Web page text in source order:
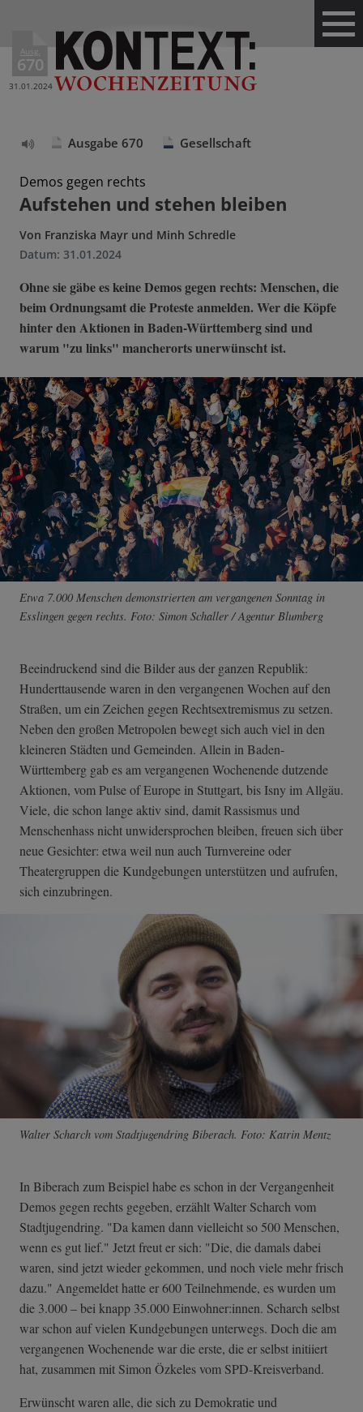
Ausg.
670
31.01.2024
vorlesen
Ausgabe 670 Gesellschaft
Demos gegen rechts
Aufstehen und stehen bleiben
Von Franziska Mayr und Minh Schredle
Datum: 31.01.2024
Ohne sie gäbe es keine Demos gegen rechts: Menschen, die
beim Ordnungsamt die Proteste anmelden. Wer die Köpfe
hinter den Aktionen in Baden-Württemberg sind und
warum "zu links" mancherorts unerwünscht ist.
Etwa 7.000 Menschen demonstrierten am vergangenen Sonntag in
Esslingen gegen rechts. Foto: Simon Schaller / Agentur Blumberg
Beeindruckend sind die Bilder aus der ganzen Republik:
Hunderttausende waren in den vergangenen Wochen auf den
Straßen, um ein Zeichen gegen Rechtsextremismus zu setzen.
Neben den großen Metropolen bewegt sich auch viel in den
kleineren Städten und Gemeinden. Allein in Baden-
Württemberg gab es am vergangenen Wochenende dutzende
Aktionen, vom Pulse of Europe in Stuttgart, bis Isny im Allgäu.
Viele, die schon lange aktiv sind, damit Rassismus und
Menschenhass nicht unwidersprochen bleiben, freuen sich über
neue Gesichter: etwa weil nun auch Turnvereine oder
Theatergruppen die Kundgebungen unterstützen und aufrufen,
sich einzubringen.
Walter Scharch vom Stadtjugendring Biberach. Foto: Katrin Mentz
In Biberach zum Beispiel habe es schon in der Vergangenheit
Demos gegen rechts gegeben, erzählt Walter Scharch vom
Stadtjugendring. "Da kamen dann vielleicht so 500 Menschen,
wenn es gut lief." Jetzt freut er sich: "Die, die damals dabei
waren, sind jetzt wieder gekommen, und noch viele mehr frisch
dazu." Angemeldet hatte er 600 Teilnehmende, es wurden um
die 3.000 – bei knapp 35.000 Einwohner:innen. Scharch selbst
war schon auf vielen Kundgebungen unterwegs. Doch die am
vergangenen Wochenende war die erste, die er selbst initiiert
hat, zusammen mit Simon Özkeles vom SPD-Kreisverband.
Erwünscht waren alle, die sich zu Demokratie und